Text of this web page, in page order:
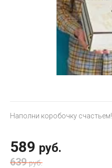
Наполни коробочку счастьем!
589 руб.
639 руб.